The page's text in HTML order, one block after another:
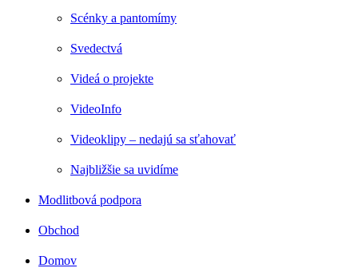
Scénky a pantomímy
Svedectvá
Videá o projekte
VideoInfo
Videoklipy – nedajú sa sťahovať
Najbližšie sa uvidíme
Modlitbová podpora
Obchod
Domov